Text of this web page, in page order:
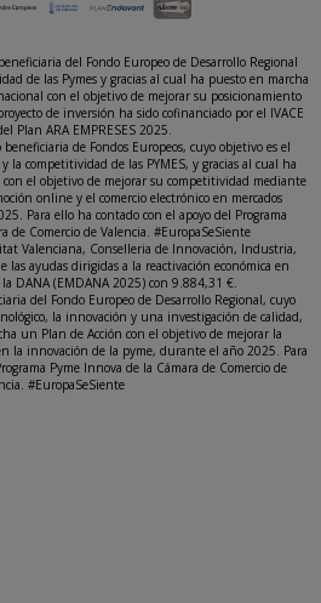
del Fondo Europeo de Desarrollo Regional
de las Pymes y gracias al cual ha puesto en marcha
con el objetivo de mejorar su posicionamiento
de inversión ha sido cofinanciado por el IVACE
Plan ARA EMPRESES 2025.
de Fondos Europeos, cuyo objetivo es el
la competitividad de las PYMES, y gracias al cual ha
el objetivo de mejorar su competitividad mediante
online y el comercio electrónico en mercados
Para ello ha contado con el apoyo del Programa
de Comercio de Valencia. #EuropaSeSiente
Valenciana, Conselleria de Innovación, Industria,
las ayudas dirigidas a la reactivación económica en
DANA (EMDANA 2025) con 9.884,31 €.
del Fondo Europeo de Desarrollo Regional, cuyo
la innovación y una investigación de calidad,
un Plan de Acción con el objetivo de mejorar la
la innovación de la pyme, durante el año 2025. Para
Pyme Innova de la Cámara de Comercio de
#EuropaSeSiente